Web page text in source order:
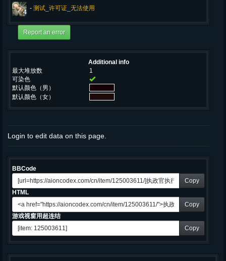
4
- 测试_许可证_无法使用
Additional info
最大堆放数
1
可染色
默认颜色（男）
默认颜色（女）
Login to edit data on this page.
BBCode
Copy
HTML
Copy
游戏视窗用超连结
Copy